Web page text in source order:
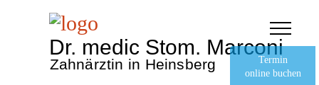
Dr. medic Stom. Marconi
Zahnärztin in Heinsberg
Termin
online buchen